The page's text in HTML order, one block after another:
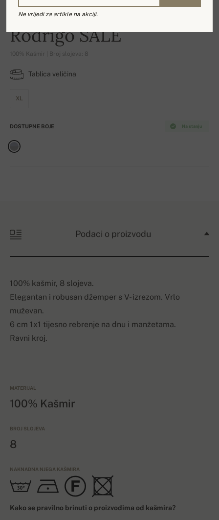
-21%
Rodrigo SALE
100% Kašmir | Broj slojeva: 8
Tablica veličina
XL
Na stanju
DOSTUPNE BOJE
Podaci o proizvodu
100% kašmir, 8 slojeva.
Elegantan i robusan džemper s V- izrezom. Vrlo
muževan.
6 cm 1x1 tijesno rebrenje na dnu i manžetama.
Ravni kroj.
MATERIJAL
100% Kašmir
BROJ SLOJEVA
8
NAKNADNA NJEGA KAŠMIRA
Kako se pravilno brinuti o proizvodima od kašmira?
Ne vrijedi za artikle na akciji.